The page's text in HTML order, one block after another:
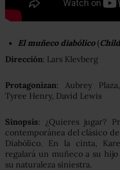
El muñeco diabólico(
Dirección: Lars Klevberg
Protagonizan: Aubrey
Tyree Henry, David Lewis
Sinopsis: ¿Quieres jugar?
contemporánea del clásico
Diabólico. En la cinta,
regalará un muñeco a su
su naturaleza siniestra.